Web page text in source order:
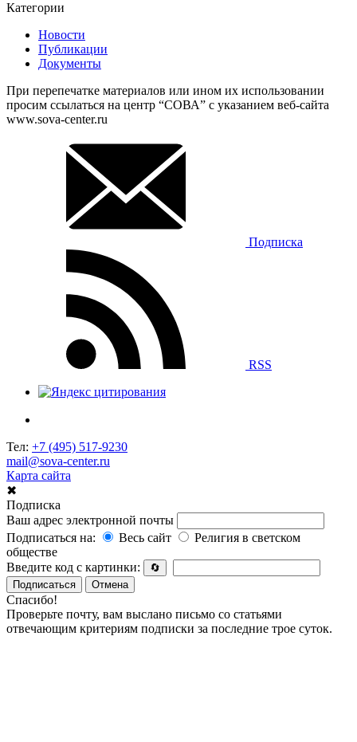
Категории
Новости
Публикации
Документы
При перепечатке материалов или ином их использовании
просим ссылаться на центр “СОВА” с указанием веб-сайта
www.sova-center.ru
Подписка
RSS
Тел: +7 (495) 517-9230
mail@sova-center.ru
Карта сайта
✖
Подписка
Ваш адрес электронной почты
Подписаться на:
Весь сайт
Религия в светском
обществе
Введите код с картинки:
🔄
Подписаться
Отмена
Спасибо!
Проверьте почту, вам выслано письмо со статьями
отвечающим критериям подписки за последние трое суток.